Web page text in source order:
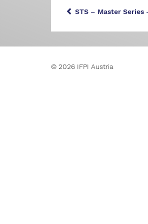
STS – Master Series
© 2026 IFPI Austria